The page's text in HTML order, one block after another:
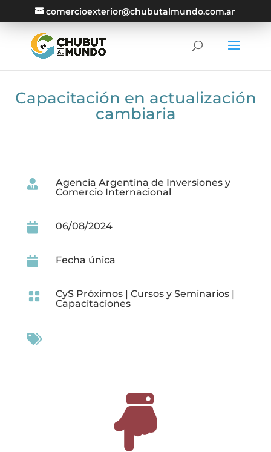
comercioexterior@chubutalmundo.com.ar
Capacitación en actualización
cambiaria

Agencia Argentina de Inversiones y
Comercio Internacional
 06/08/2024
 Fecha única
 CyS Próximos| Cursos y Seminarios|
Capacitaciones

